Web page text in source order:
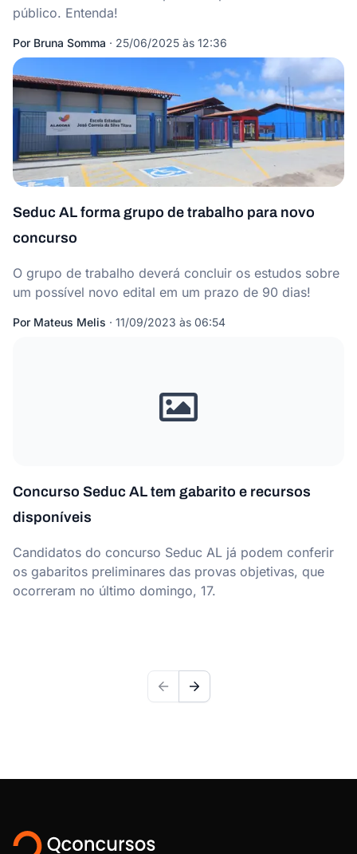
público. Entenda!
Por Bruna Somma · 25/06/2025 às 12:36
Seduc AL forma grupo de trabalho para novo
concurso
O grupo de trabalho deverá concluir os estudos sobre
um possível novo edital em um prazo de 90 dias!
Por Mateus Melis · 11/09/2023 às 06:54
Concurso Seduc AL tem gabarito e recursos
disponíveis
Candidatos do concurso Seduc AL já podem conferir
os gabaritos preliminares das provas objetivas, que
ocorreram no último domingo, 17.